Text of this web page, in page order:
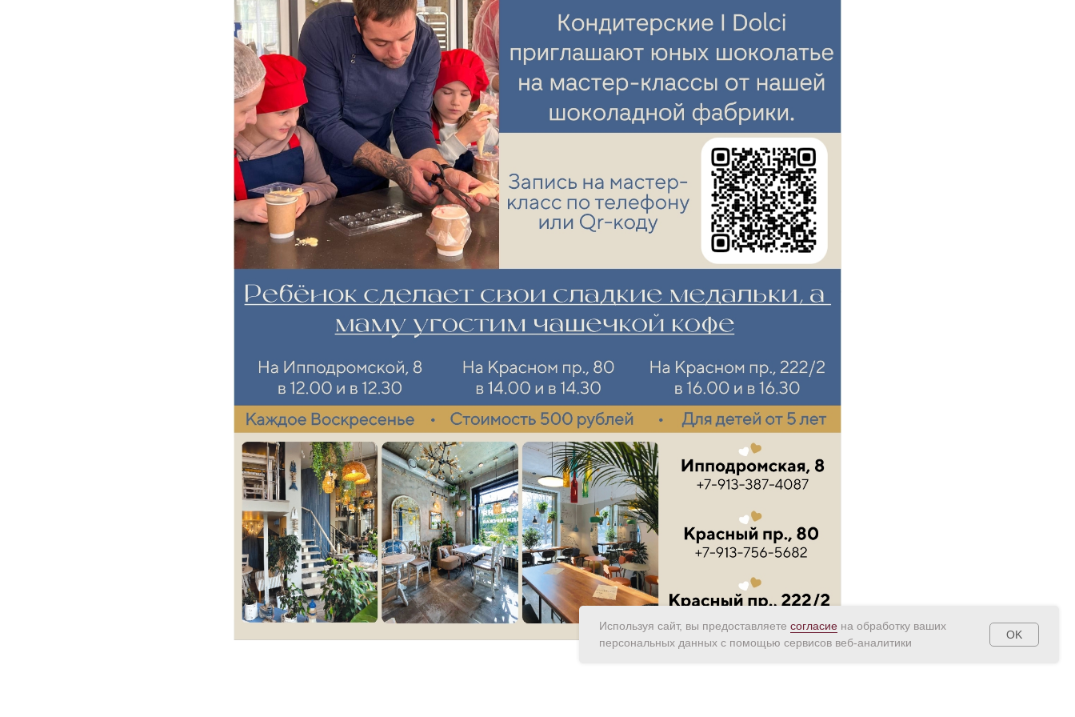
Используя сайт, вы предоставляете согласие на обработку ваших
персональных данных с помощью сервисов веб-аналитики
OK